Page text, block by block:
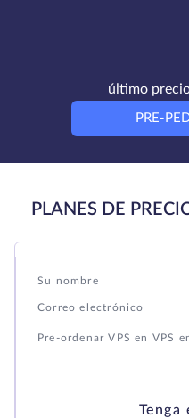
último
PRE-
PLANES DE
Tenga